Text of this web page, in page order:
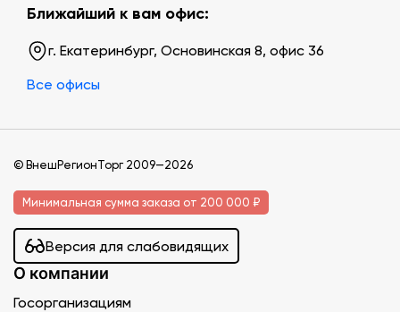
Ближайший к вам офис:
г. Екатеринбург, Основинская 8, офис 36
Все офисы
© ВнешРегионТорг 2009—2026
Минимальная сумма заказа от 200 000 ₽
Версия для слабовидящих
О компании
Госорганизациям